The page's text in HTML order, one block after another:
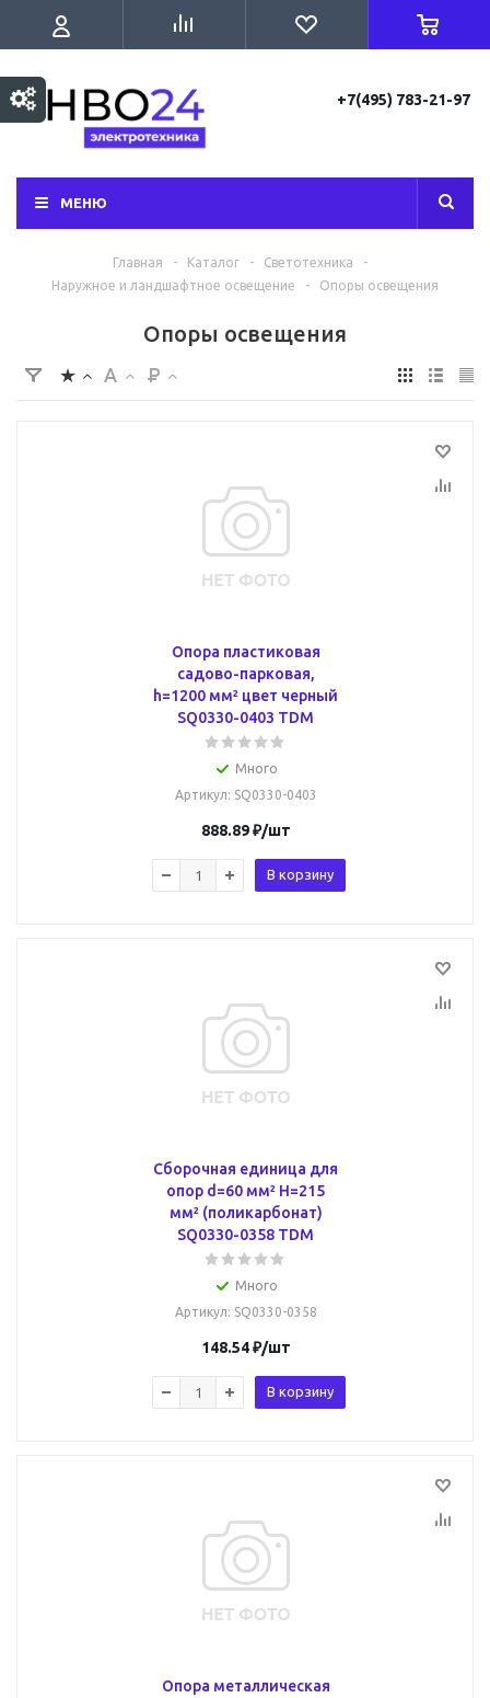
+7(495) 783-21-97
МЕНЮ
Главная - Каталог - Светотехника
-
Наружное и ландшафтное освещение
- Опоры освещения
Опоры освещения
Опора пластиковая
садово-парковая,
h=1200 мм² цвет черный
SQ0330-0403 TDM
Много
Артикул: SQ0330-0403
888.89₽/шт
В корзину
Сборочная единица для
опор d=60 мм² H=215
мм² (поликарбонат)
SQ0330-0358 TDM
Много
Артикул: SQ0330-0358
148.54₽/шт
В корзину
Опора металлическая